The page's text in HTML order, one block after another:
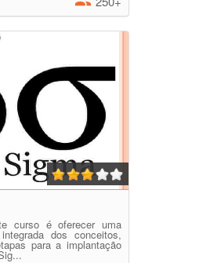
curso é oferecer uma
dos conceitos,
para a implantação